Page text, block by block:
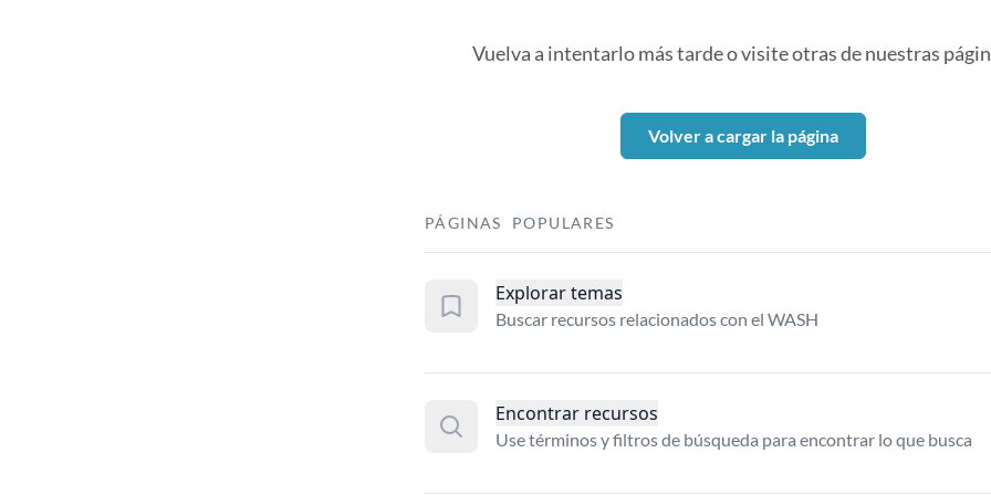
Vuelva a intentarlo más tarde o visite otras de nuestras
Volver a cargar la página
PÁGINAS POPULARES
Explorar temas
Buscar recursos relacionados con el WASH
Encontrar recursos
Use términos y filtros de búsqueda para encontrar lo que busca